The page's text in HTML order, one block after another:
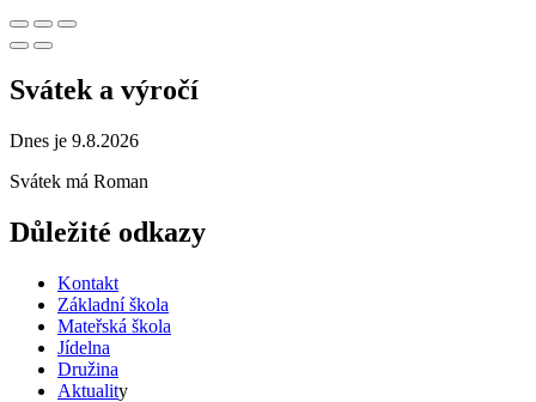
Svátek a výročí
Dnes je 9.8.2026
Svátek má Roman
Důležité odkazy
Kontakt
Základní škola
Mateřská škola
Jídelna
Družina
Aktuality